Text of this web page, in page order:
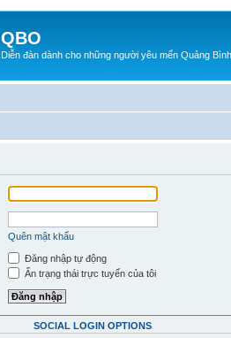
QBO
Diễn đàn dành cho những người yêu mến Quảng Bình
Quên mật khẩu
Đăng nhập tự động
Ẩn trạng thái trực tuyến của tôi
SOCIAL LOGIN OPTIONS